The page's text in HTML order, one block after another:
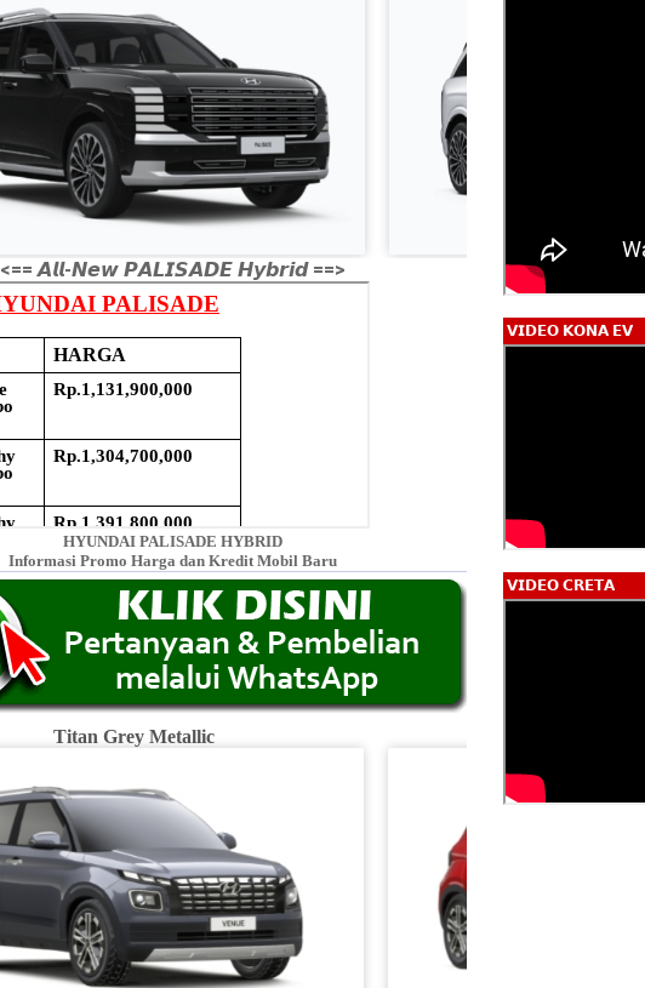
<== 𝘼𝙡𝙡-𝙉𝙚𝙬 𝙋𝘼𝙇𝙄𝙎𝘼𝘿𝙀 𝙃𝙮𝙗𝙧𝙞𝙙 ==>
HYUNDAI PALISADE HYBRID
Informasi Promo Harga dan Kredit Mobil Baru
Titan Grey Metallic
𝗩𝗜𝗗𝗘𝗢 𝗞𝗢𝗡𝗔 𝗘𝗩
𝗩𝗜𝗗𝗘𝗢 𝗖𝗥𝗘𝗧𝗔